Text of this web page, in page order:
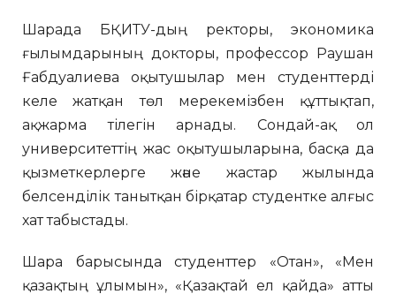
Шарада БҚИТУ-дың ректоры, экономика
ғылымдарының докторы, профессор Раушан
Ғабдуалиева оқытушылар мен студенттерді
келе жатқан төл мерекемізбен құттықтап,
ақжарма тілегін арнады. Сондай-ақ ол
университеттің жас оқытушыларына, басқа да
қызметкерлерге және жастар жылында
белсенділік танытқан бірқатар студентке алғыс
хат табыстады.
Шара барысында студенттер «Отан», «Мен
қазақтың ұлымын», «Қазақтай ел қайда» атты